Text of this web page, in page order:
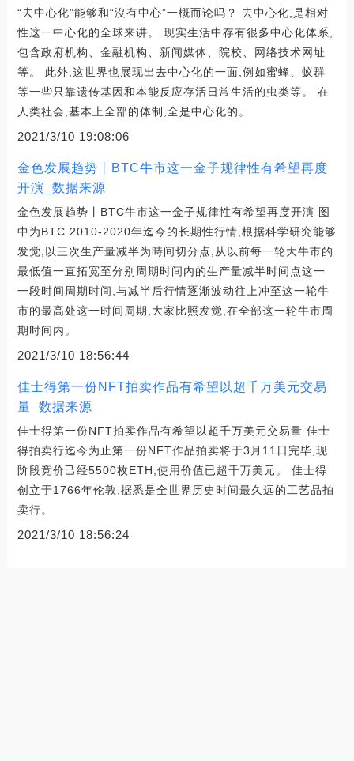
“去中心化”能够和“沒有中心”一概而论吗？ 去中心化,是相对
性这一中心化的全球来讲。 现实生活中存有很多中心化体系,
包含政府机构、金融机构、新闻媒体、院校、网络技术网址
等。 此外,这世界也展现出去中心化的一面,例如蜜蜂、蚁群
等一些只靠遗传基因和本能反应存活日常生活的虫类等。 在
人类社会,基本上全部的体制,全是中心化的。
2021/3/10 19:08:06
金色发展趋势丨BTC牛市这一金子规律性有希望再度
开演_数据来源
金色发展趋势丨BTC牛市这一金子规律性有希望再度开演 图
中为BTC 2010-2020年迄今的长期性行情,根据科学研究能够
发觉,以三次生产量减半为時间切分点,从以前每一轮大牛市的
最低值一直拓宽至分别周期时间内的生产量减半时间点这一
一段时间周期时间,与减半后行情逐渐波动往上冲至这一轮牛
市的最高处这一时间周期,大家比照发觉,在全部这一轮牛市周
期时间内。
2021/3/10 18:56:44
佳士得第一份NFT拍卖作品有希望以超千万美元交易
量_数据来源
佳士得第一份NFT拍卖作品有希望以超千万美元交易量 佳士
得拍卖行迄今为止第一份NFT作品拍卖将于3月11日完毕,现
阶段竞价己经5500枚ETH,使用价值已超千万美元。 佳士得
创立于1766年伦敦,据悉是全世界历史时间最久远的工艺品拍
卖行。
2021/3/10 18:56:24